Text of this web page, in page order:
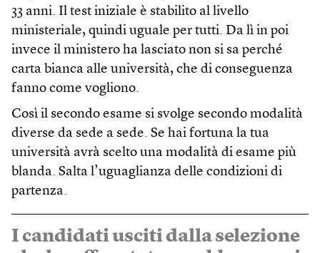
33 anni. Il test iniziale è stabilito al livello
ministeriale, quindi uguale per tutti. Da lì in poi
invece il ministero ha lasciato non si sa perché
carta bianca alle università, che di conseguenza
fanno come vogliono.
Così il secondo esame si svolge secondo modalità
diverse da sede a sede. Se hai fortuna la tua
università avrà scelto una modalità di esame più
blanda. Salta l’uguaglianza delle condizioni di
partenza.
I candidati usciti dalla selezione